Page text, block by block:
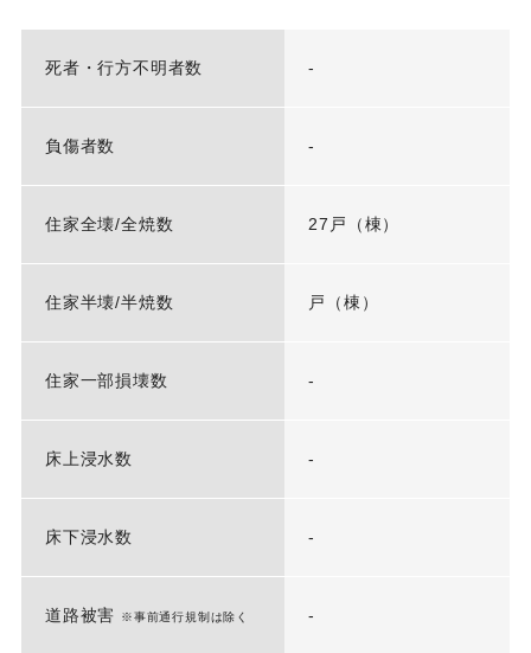
死者・行方不明者数 -
負傷者数 -
住家全壊/全焼数 27戸（棟）
住家半壊/半焼数 戸（棟）
住家一部損壊数 -
床上浸水数 -
床下浸水数 -
道路被害 ※事前通行規制は除く -